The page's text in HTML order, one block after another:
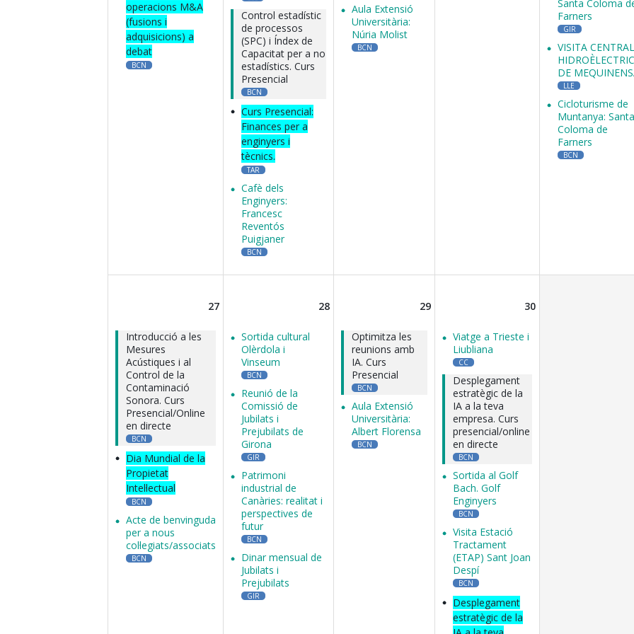
operacions M&A
(fusions i
adquisicions) a
debat
BCN
Control estadístic
de processos
(SPC) i Índex de
Capacitat per a no
estadístics. Curs
Presencial
BCN
Curs Presencial:
Finances per a
enginyers i
tècnics.
TAR
Cafè dels
Enginyers:
Francesc
Reventós
Puigjaner
BCN
Aula Extensió
Universitària:
Núria Molist
BCN
Santa Coloma
Farners
GIR
VISITA CENTRAL
DE
LLE
Cicloturisme de
Muntanya: Santa
Coloma de
Farners
BCN
27
Introducció a les
Mesures
Acústiques i al
Control de la
Contaminació
Sonora. Curs
Presencial/Online
en directe
BCN
Dia Mundial de la
Propietat
Intel·lectual
BCN
Acte de benvinguda
per a nous
col·legiats/associats
BCN
28
Sortida cultural
Olèrdola i
Vinseum
BCN
Reunió de la
Comissió de
Jubilats i
Prejubilats de
Girona
GIR
Patrimoni
industrial de
Canàries: realitat i
perspectives de
futur
BCN
Dinar mensual de
Jubilats i
Prejubilats
GIR
29
Optimitza les
reunions amb
IA. Curs
Presencial
BCN
Aula Extensió
Universitària:
Albert Florensa
BCN
30
Viatge a Trieste i
Liubliana
CC
Desplegament
estratègic de la
IA a la teva
empresa. Curs
presencial/online
en directe
BCN
Sortida al Golf
Bach. Golf
Enginyers
BCN
Visita Estació
Tractament
(ETAP) Sant Joan
Despí
BCN
Desplegament
estratègic de la